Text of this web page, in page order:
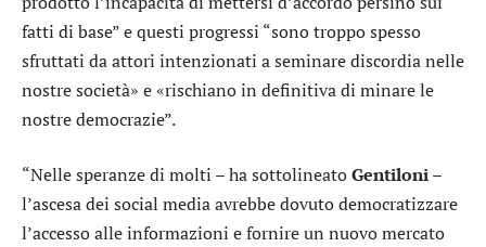
fatti di base” e questi progressi “sono troppo spesso
sfruttati da attori intenzionati a seminare discordia nelle
nostre società» e «rischiano in definitiva di minare le
nostre democrazie”.
“Nelle speranze di molti – ha sottolineatoGentiloni–
l’ascesa dei social media avrebbe dovuto democratizzare
l’accesso alle informazioni e fornire un nuovo mercato